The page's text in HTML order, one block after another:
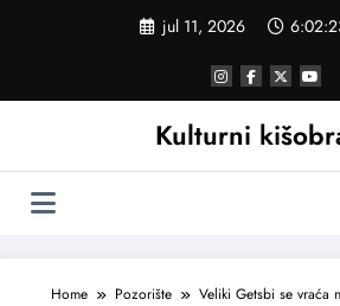
jul 11, 2026
Kulturni
Home Pozorište Veliki Getsbi se vraća